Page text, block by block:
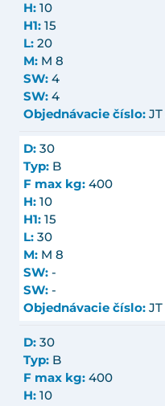
H: 10
H1: 15
L: 20
M: M 8
SW: 4
SW: 4
Objednávacie číslo:
D: 30
Typ: B
F max kg: 400
H: 10
H1: 15
L: 30
M: M 8
SW: -
SW: -
Objednávacie číslo:
D: 30
Typ: B
F max kg: 400
H: 10